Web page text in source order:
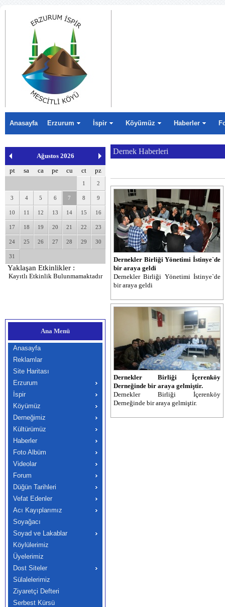
Anasayfa Erzurum İspir Köyümüz Haberler
Ağustos 2026
pt
sa ca pe cu ct pz
1 2
3 4 5 6 7 8 9
10 11 12 13 14 15 16
17 18 19 20 21 22 23
24 25 26 27 28 29 30
31
Yaklaşan Etkinlikler :
Kayıtlı Etkinlik Bulunmamaktadır
Ana Menü
Anasayfa
Reklamlar
Site Haritası
Erzurum
İspir
Köyümüz
Derneğimiz
Kültürümüz
Haberler
Foto Albüm
Videolar
Forum
Düğün Tarihleri
Vefat Edenler
Acı Kayıplarımız
Soyağacı
Soyad ve Lakablar
Köylülerimiz
Üyelerimiz
Dost Siteler
Sülalelerimiz
Ziyaretçi Defteri
Serbest Kürsü
Dernek Haberleri
Dernekler Birliği Yönetimi İstinye`de
bir araya geldi
Dernekler Birliği Yönetimi İstinye`de
bir araya geldi
Dernekler Birliği İçerenköy
Derneğinde bir araya gelmiştir.
Dernekler Birliği İçerenköy
Derneğinde bir araya gelmiştir.